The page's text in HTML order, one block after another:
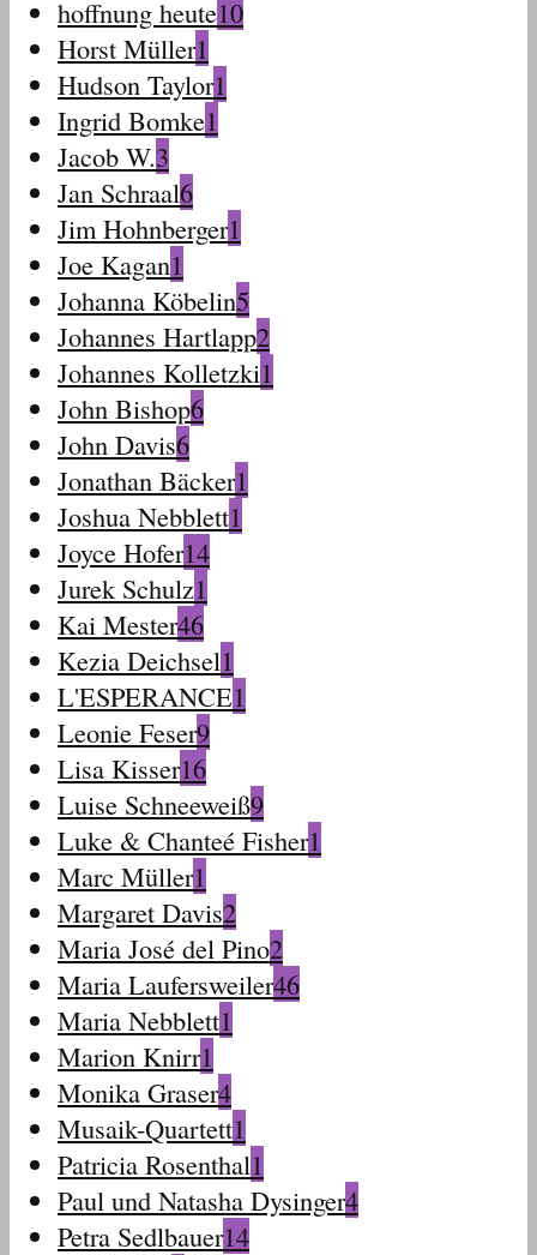
hoffnung heute10
Horst Müller1
Hudson Taylor1
Ingrid Bomke1
Jacob W.3
Jan Schraal6
Jim Hohnberger1
Joe Kagan1
Johanna Köbelin5
Johannes Hartlapp2
Johannes Kolletzki1
John Bishop6
John Davis6
Jonathan Bäcker1
Joshua Nebblett1
Joyce Hofer14
Jurek Schulz1
Kai Mester46
Kezia Deichsel1
L'ESPERANCE1
Leonie Feser9
Lisa Kisser16
Luise Schneeweiß9
Luke & Chanteé Fisher1
Marc Müller1
Margaret Davis2
Maria José del Pino2
Maria Laufersweiler46
Maria Nebblett1
Marion Knirr1
Monika Graser4
Musaik-Quartett1
Patricia Rosenthal1
Paul und Natasha Dysinger4
Petra Sedlbauer14